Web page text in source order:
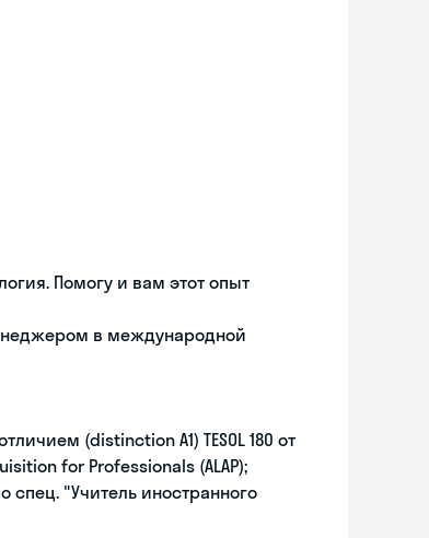
Помогу и вам этот опыт
в международной
(distinction A1) TESOL 180 от
for Professionals (ALAP);
спец. "Учитель иностранного